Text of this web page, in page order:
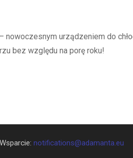
– nowoczesnym urządzeniem do
bez względu na porę roku!
notifications@adamanta.eu